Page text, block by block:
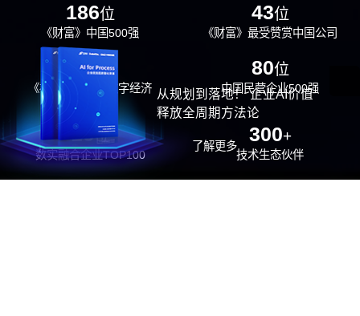
186位
《财富》中国500强
43位
《财富》最受赞赏中国公司
29位
《福布斯》中国数字经济
100强
80位
中国民营企业500强
26位
数实融合企业TOP100
300+
技术生态伙伴
从规划到落地！ 企业AI价值
释放全周期方法论
了解更多